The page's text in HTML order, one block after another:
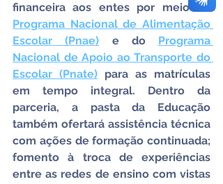
financeira aos entes por meio do
Programa Nacional de Alimentação
Escolar (Pnae) e do Programa
Nacional de Apoio ao Transporte do
Escolar (Pnate) para as matrículas
em tempo integral. Dentro da
parceria, a pasta da Educação
também ofertará assistência técnica
com ações de formação continuada;
fomento à troca de experiências
entre as redes de ensino com vistas